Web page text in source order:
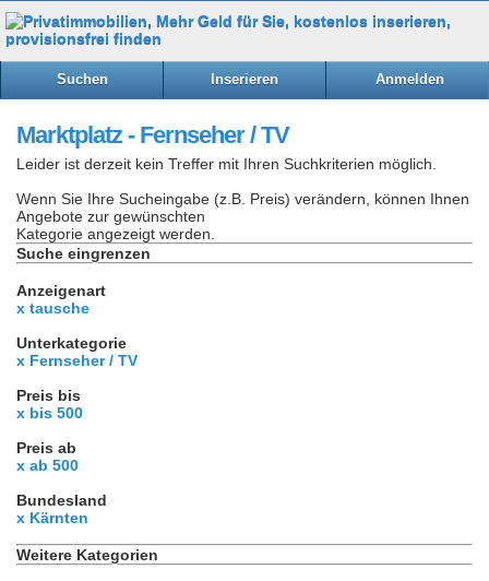
Suchen Inserieren Anmelden
Marktplatz - Fernseher / TV
Leider ist derzeit kein Treffer mit Ihren Suchkriterien möglich.
Wenn Sie Ihre Sucheingabe (z.B. Preis) verändern, können Ihnen
Angebote zur gewünschten
Kategorie angezeigt werden.
Suche eingrenzen
Anzeigenart
x tausche
Unterkategorie
x Fernseher / TV
Preis bis
x bis 500
Preis ab
x ab 500
Bundesland
x Kärnten
Weitere Kategorien